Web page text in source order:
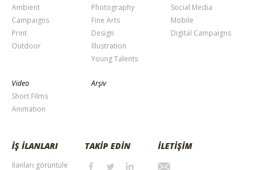
Ambient
Campaigns
Print
Outdoor
Photography
Fine Arts
Design
Illustration
Young Talents
Social Media
Mobile
Digital Campaigns
Video
Short Films
Animation
Arşiv
İŞ İLANLARI
İlanları görüntüle
TAKİP EDİN İLETİŞİM